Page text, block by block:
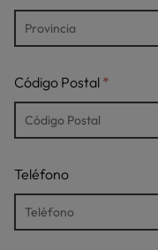
Código Postal
Teléfono